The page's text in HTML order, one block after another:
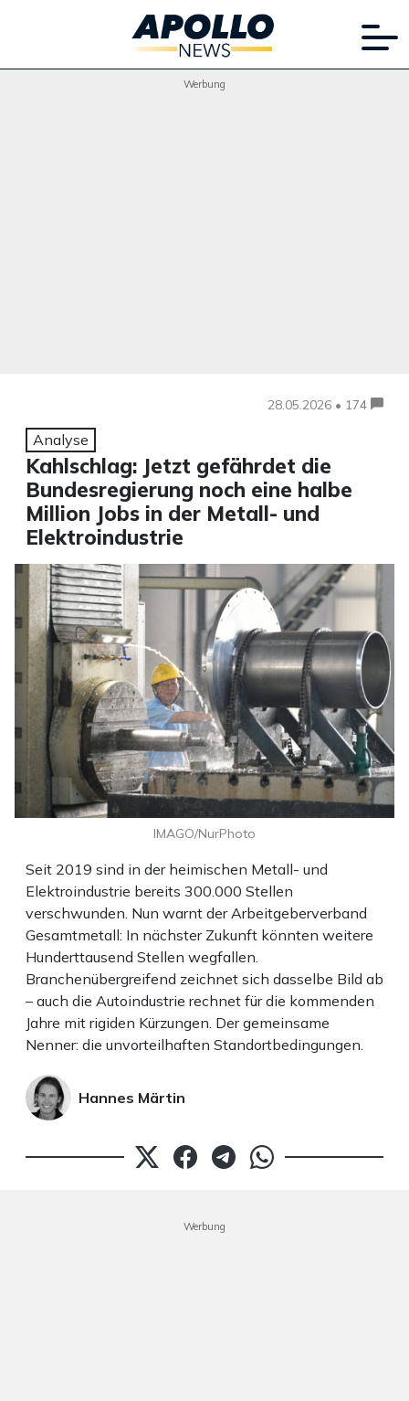
Werbung
28.05.2026 • 174
Analyse
Kahlschlag: Jetzt gefährdet die
Bundesregierung noch eine halbe
Million Jobs in der Metall- und
Elektroindustrie
Seit 2019 sind in der heimischen Metall- und
Elektroindustrie bereits 300.000 Stellen
verschwunden. Nun warnt der Arbeitgeberverband
Gesamtmetall: In nächster Zukunft könnten weitere
Hunderttausend Stellen wegfallen.
Branchenübergreifend zeichnet sich dasselbe Bild ab
– auch die Autoindustrie rechnet für die kommenden
Jahre mit rigiden Kürzungen. Der gemeinsame
Nenner: die unvorteilhaften Standortbedingungen.
Hannes Märtin
IMAGO/NurPhoto
Werbung